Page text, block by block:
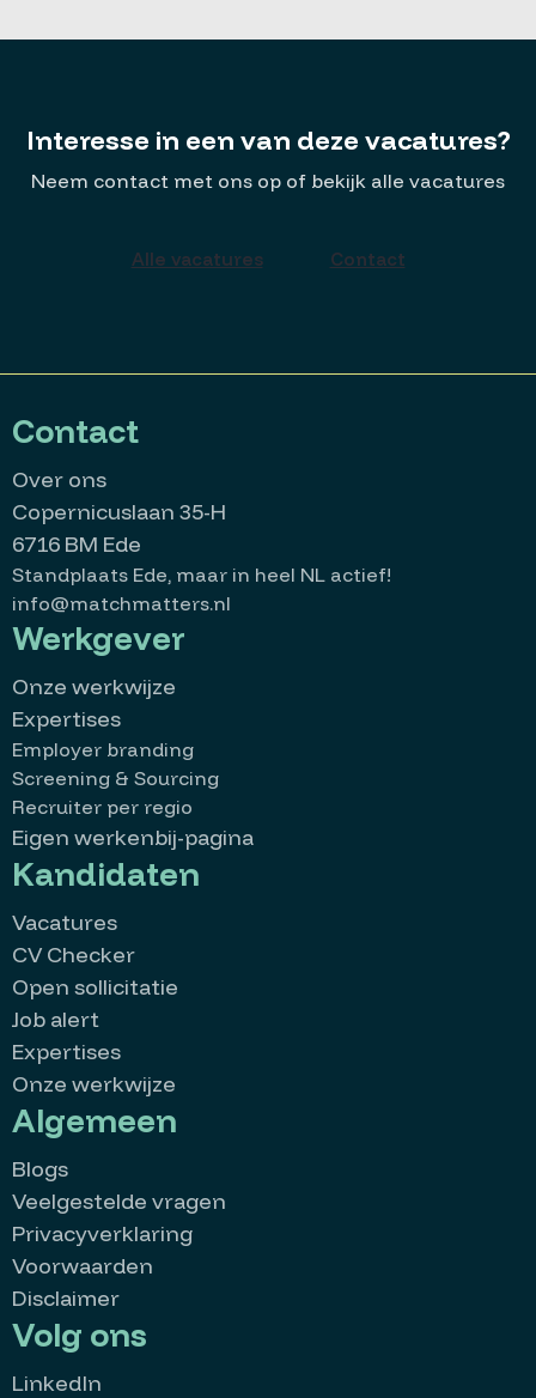
Interesse in een van deze vacatures?
Neem contact met ons op of bekijk alle vacatures
Alle vacatures Contact
Contact
Over ons
Copernicuslaan 35-H
6716 BM Ede
Standplaats Ede, maar in heel NL actief!
info@matchmatters.nl
Werkgever
Onze werkwijze
Expertises
Employer branding
Screening & Sourcing
Recruiter per regio
Eigen werkenbij-pagina
Kandidaten
Vacatures
CV Checker
Open sollicitatie
Job alert
Expertises
Onze werkwijze
Algemeen
Blogs
Veelgestelde vragen
Privacyverklaring
Voorwaarden
Disclaimer
Volg ons
LinkedIn